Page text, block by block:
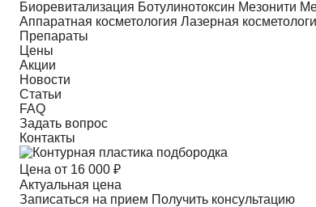
Биоревитализация Ботулинотоксин Мезонити
Аппаратная косметология Лазерная
Препараты
Цены
Акции
Новости
Статьи
FAQ
Задать вопрос
Контакты
Цена от 16 000 ₽
Актуальная цена
Записаться на прием Получить консультацию